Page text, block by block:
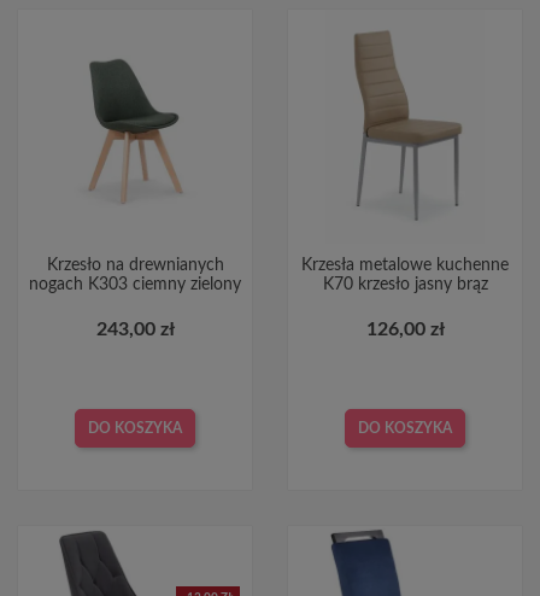
Krzesło na drewnianych
nogach K303 ciemny zielony
243,00 zł
DO KOSZYKA
Krzesła metalowe kuchenne
K70 krzesło jasny brąz
126,00 zł
DO KOSZYKA